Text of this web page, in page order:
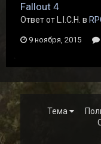
Fallout 4
Ответ от L.I.C.H. в
9 ноября, 2015
Тема